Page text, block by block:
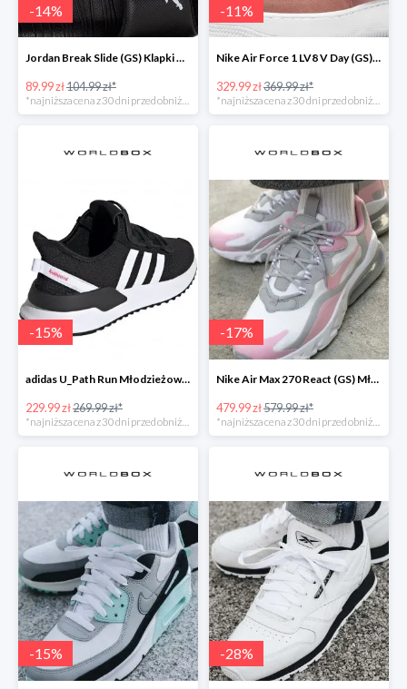
-14%
Jordan Break Slide (GS) Klapki Młodzieżowe Czarne
89.99 zł104.99 zł*
-11%
Nike Air Force 1 LV8 V Day (GS) Młodzieżowe Różowe
329.99 zł369.99 zł*
-15%
adidas U_Path Run Młodzieżowe Czarne
229.99 zł269.99 zł*
-17%
Nike Air Max 270 React (GS) Młodzieżowe
479.99 zł579.99 zł*
-15% -28%